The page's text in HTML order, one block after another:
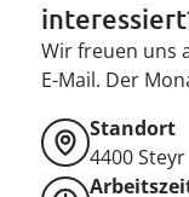
Wir freuen uns
E-Mail. Der
Standort
4400Steyr